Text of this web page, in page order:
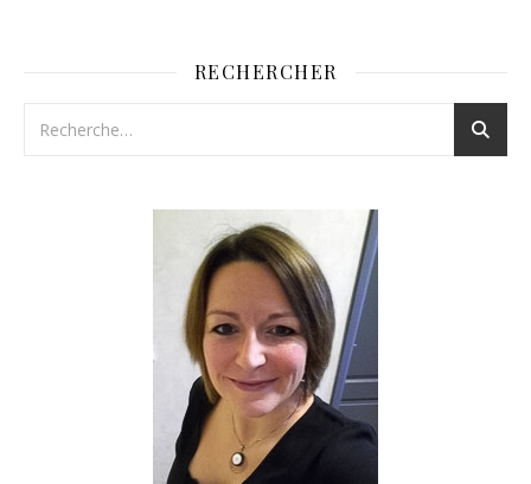
RECHERCHER